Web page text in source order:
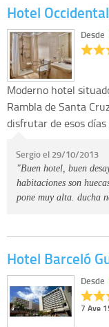
Hotel
Desde
Moderno hotel
Rambla de Santa
disfrutar de esos
Sergio el 29/10/2013
"Buen hotel, buen
habitaciones son
pone muy alta. ducha
Hotel Barceló
7 Ave
Desde